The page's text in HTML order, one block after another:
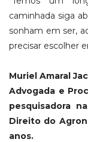
caminhada siga
sonham em ser,
precisar escolher
Muriel Amaral
Advogada e
pesquisadora
Direito do
anos.